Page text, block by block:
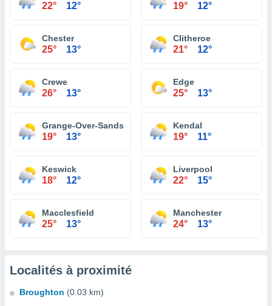
22° 12° 19° 12°
Chester
25° 13°
Clitheroe
21° 12°
Crewe
26° 13°
Edge
25° 13°
Grange-Over-Sands
19° 13°
Kendal
19° 11°
Keswick
18° 12°
Liverpool
22° 15°
Macclesfield
25° 13°
Manchester
24° 13°
Localités à proximité
Broughton (0.03 km)